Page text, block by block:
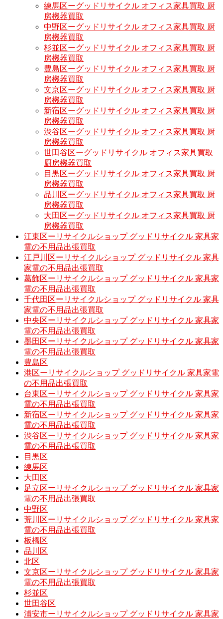
練馬区ーグッドリサイクル オフィス家具買取 厨
房機器買取
中野区ーグッドリサイクル オフィス家具買取 厨
房機器買取
杉並区ーグッドリサイクル オフィス家具買取 厨
房機器買取
豊島区ーグッドリサイクル オフィス家具買取 厨
房機器買取
文京区ーグッドリサイクル オフィス家具買取 厨
房機器買取
新宿区ーグッドリサイクル オフィス家具買取 厨
房機器買取
渋谷区ーグッドリサイクル オフィス家具買取 厨
房機器買取
世田谷区ーグッドリサイクル オフィス家具買取
厨房機器買取
目黒区ーグッドリサイクル オフィス家具買取 厨
房機器買取
品川区ーグッドリサイクル オフィス家具買取 厨
房機器買取
大田区ーグッドリサイクル オフィス家具買取 厨
房機器買取
江東区ーリサイクルショップ グッドリサイクル 家具家
電の不用品出張買取
江戸川区ーリサイクルショップ グッドリサイクル 家具
家電の不用品出張買取
葛飾区ーリサイクルショップ グッドリサイクル 家具家
電の不用品出張買取
千代田区ーリサイクルショップ グッドリサイクル 家具
家電の不用品出張買取
中央区ーリサイクルショップ グッドリサイクル 家具家
電の不用品出張買取
墨田区ーリサイクルショップ グッドリサイクル 家具家
電の不用品出張買取
豊島区
港区ーリサイクルショップ グッドリサイクル 家具家電
の不用品出張買取
台東区ーリサイクルショップ グッドリサイクル 家具家
電の不用品出張買取
新宿区ーリサイクルショップ グッドリサイクル 家具家
電の不用品出張買取
渋谷区ーリサイクルショップ グッドリサイクル 家具家
電の不用品出張買取
目黒区
練馬区
大田区
足立区ーリサイクルショップ グッドリサイクル 家具家
電の不用品出張買取
中野区
荒川区ーリサイクルショップ グッドリサイクル 家具家
電の不用品出張買取
板橋区
品川区
北区
文京区ーリサイクルショップ グッドリサイクル 家具家
電の不用品出張買取
杉並区
世田谷区
浦安市ーリサイクルショップ グッドリサイクル 家具家